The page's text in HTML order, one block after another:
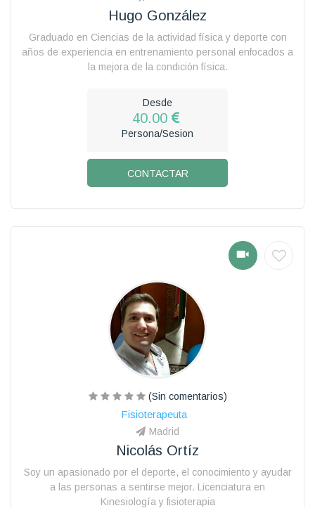
Hugo González
Graduado en Ciencias de la actividad física y deporte con
años de experiencia en entrenamiento personal enfocados a
la mejora de la condición física.
Desde
40.00
Persona/Sesion
CONTACTAR
(Sin comentarios)
Fisioterapeuta
Madrid
Nicolás Ortíz
Soy un apasionado por el deporte, el conocimiento y ayudar
a las personas a sentirse mejor. Licenciatura en
Kinesiología y fisioterapia